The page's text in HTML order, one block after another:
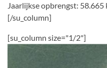
Jaarlijkse opbrengst: 58.665
[/su_column]
[su_column size="1/2"]